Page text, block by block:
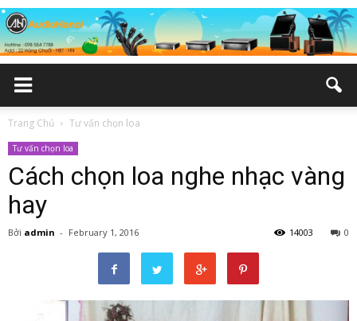
Trang Chủ Tư vấn chọn loa
Tư vấn chọn loa
Cách chọn loa nghe nhạc vàng
hay
Bởi admin - February 1, 2016 0
14003